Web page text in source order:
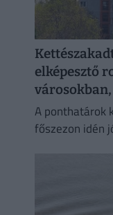
elképesztő
A ponthatárok
főszezon idén